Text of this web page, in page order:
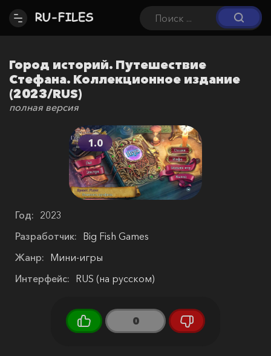
Город историй. Путешествие
Стефана. Коллекционное издание
(2023/RUS)
полная версия
1.0
Год: 2023
Разработчик: Big Fish Games
Жанр: Мини-игры
Интерфейс: RUS (на русском)
0